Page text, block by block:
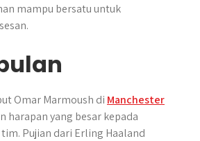
mampu bersatu untuk
Omar Marmoush di Manchester
harapan yang besar kepada
Pujian dari Erling Haaland